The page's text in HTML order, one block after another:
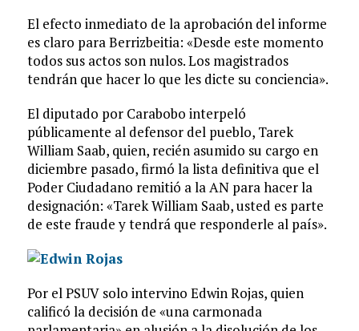
El efecto inmediato de la aprobación del informe
es claro para Berrizbeitia: «Desde este momento
todos sus actos son nulos. Los magistrados
tendrán que hacer lo que les dicte su conciencia».
El diputado por Carabobo interpeló
públicamente al defensor del pueblo, Tarek
William Saab, quien, recién asumido su cargo en
diciembre pasado, firmó la lista definitiva que el
Poder Ciudadano remitió a la AN para hacer la
designación: «Tarek William Saab, usted es parte
de este fraude y tendrá que responderle al país».
Por el PSUV solo intervino Edwin Rojas, quien
calificó la decisión de «una carmonada